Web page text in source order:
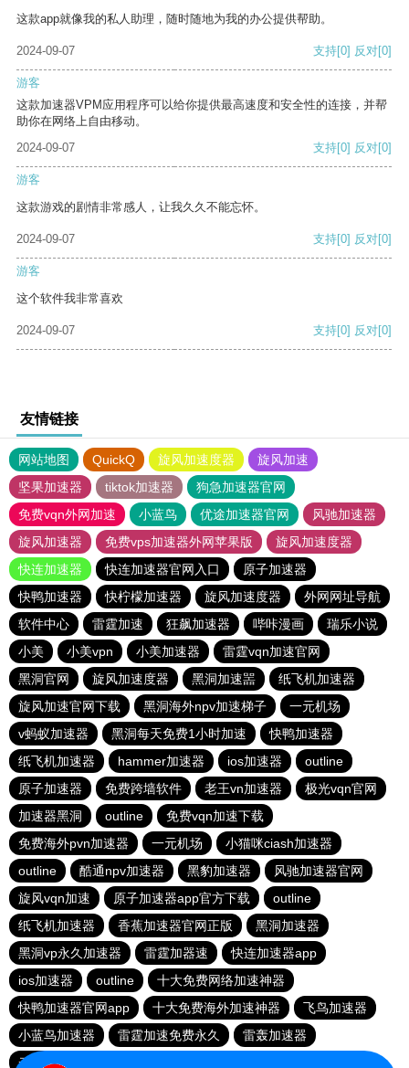
这款app就像我的私人助理，随时随地为我的办公提供帮助。
2024-09-07 支持[0] 反对[0]
游客
这款加速器VPM应用程序可以给你提供最高速度和安全性的连接，并帮
助你在网络上自由移动。
2024-09-07
支持[0] 反对[0]
游客
这款游戏的剧情非常感人，让我久久不能忘怀。
2024-09-07 支持[0] 反对[0]
游客
这个软件我非常喜欢
2024-09-07 支持[0] 反对[0]
友情链接
网站地图 QuickQ 旋风加速度器
旋风加速
坚果加速器
tiktok加速器
狗急加速器官网
免费vqn外网加速
小蓝鸟 优途加速器官网
风驰加速器
旋风加速器
免费vps加速器外网苹果版
旋风加速度器
快连加速器
快连加速器官网入口
原子加速器
快鸭加速器
快柠檬加速器 旋风加速度器
外网网址导航
软件中心
雷霆加速 狂飙加速器 哔咔漫画
瑞乐小说
小美
小美vpn 小美加速器
雷霆vqn加速官网
黑洞官网
旋风加速度器 黑洞加速噐
纸飞机加速器
旋风加速官网下载
黑洞海外npv加速梯子
一元机场
v蚂蚁加速器
黑洞每天免费1小时加速
快鸭加速器
纸飞机加速器
hammer加速器 ios加速器
outline
原子加速器
免费跨墙软件 老王vn加速器
极光vqn官网
加速器黑洞
outline
免费vqn加速下载
免费海外pvn加速器
一元机场
小猫咪ciash加速器
outline
酷通npv加速器 黑豹加速器
风驰加速器官网
旋风vqn加速
原子加速器app官方下载
outline
纸飞机加速器
香蕉加速器官网正版
黑洞加速器
黑洞vp永久加速器
雷霆加器速
快连加速器app
ios加速器
outline
十大免费网络加速神器
快鸭加速器官网app
十大免费海外加速神器
飞鸟加速器
小蓝鸟加速器
雷霆加速免费永久
雷轰加速器
云帆加速器